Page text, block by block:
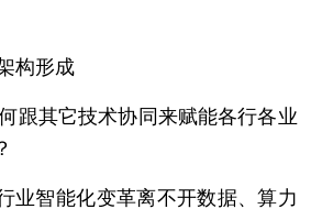
构形成
其它技术协同来赋能各行各业
智能化变革离不开数据、算力